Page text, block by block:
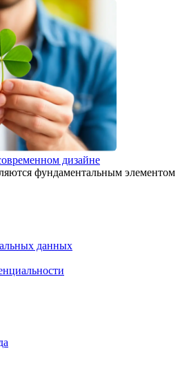
дизайне
фундаментальным элементом
данных